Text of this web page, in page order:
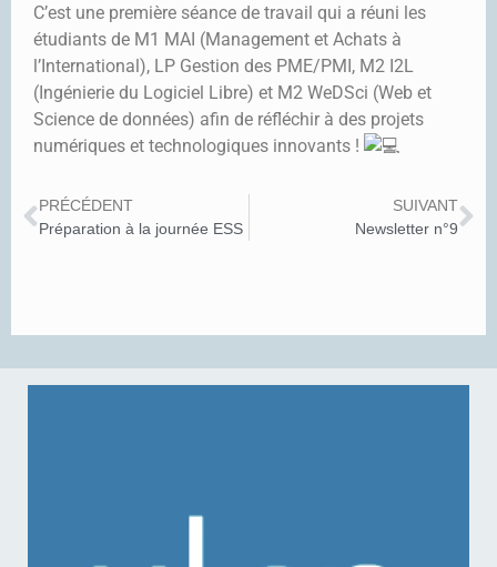
C’est une première séance de travail qui a réuni les
étudiants de M1 MAI (Management et Achats à
l’International), LP Gestion des PME/PMI, M2 I2L
(Ingénierie du Logiciel Libre) et M2 WeDSci (Web et
Science de données) afin de réfléchir à des projets
numériques et technologiques innovants !
PRÉCÉDENT
Préparation à la journée ESS
SUIVANT
Newsletter n°9